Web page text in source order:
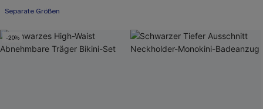
Separate Größen
-20%